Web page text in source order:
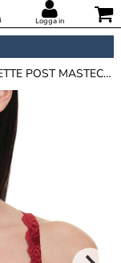
Logga in
MASTECTOMY BRA